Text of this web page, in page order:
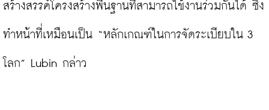
สร้างสรรค์โครงสร้างพื้นฐานที่สามารถใช้งานร่วมกันได้ ซึ่ง
ทำหน้าที่เหมือนเป็น “หลักเกณฑ์ในการจัดระเบียบใน 3
โลก” Lubin กล่าว